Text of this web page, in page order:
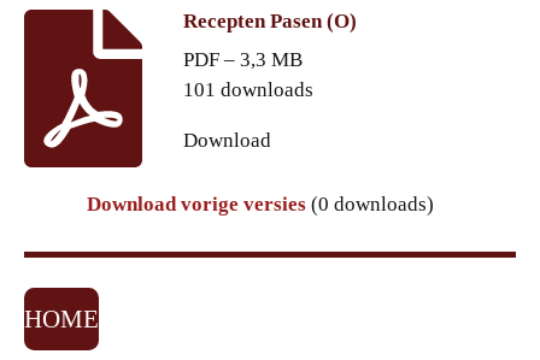
Recepten Pasen (O)
PDF – 3,3 MB
101 downloads
Download
Download vorige versies (0 downloads)
HOME